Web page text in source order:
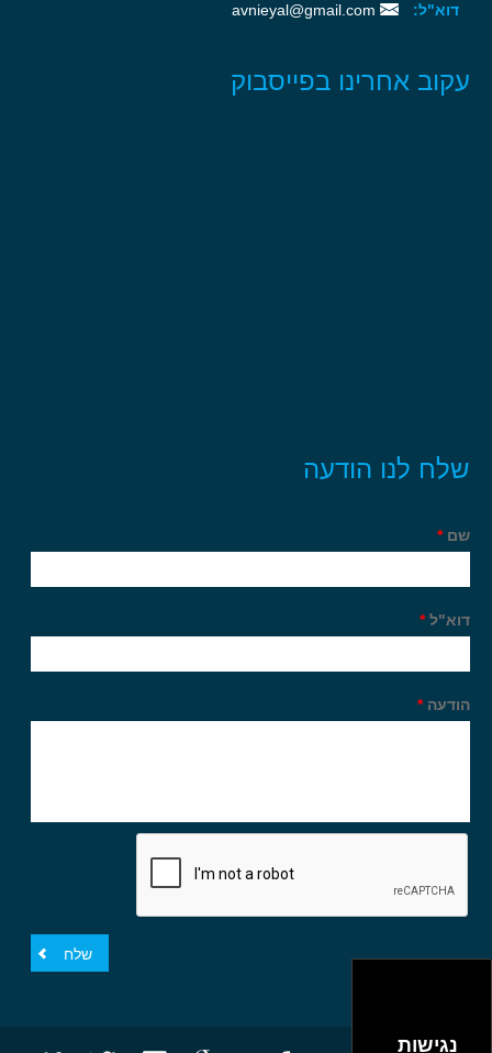
דוא"ל: avnieyal@gmail.com
עקוב אחרינו בפייסבוק
שלח לנו הודעה
שם*
דוא"ל*
הודעה*
נגישות